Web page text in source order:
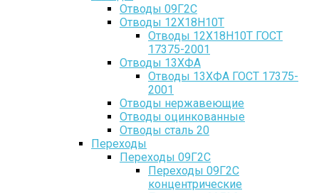
Отводы 09Г2С
Отводы 12Х18Н10Т
Отводы 12Х18Н10Т ГОСТ
17375-2001
Отводы 13ХФА
Отводы 13ХФА ГОСТ 17375-
2001
Отводы нержавеющие
Отводы оцинкованные
Отводы сталь 20
Переходы
Переходы 09Г2С
Переходы 09Г2С
концентрические